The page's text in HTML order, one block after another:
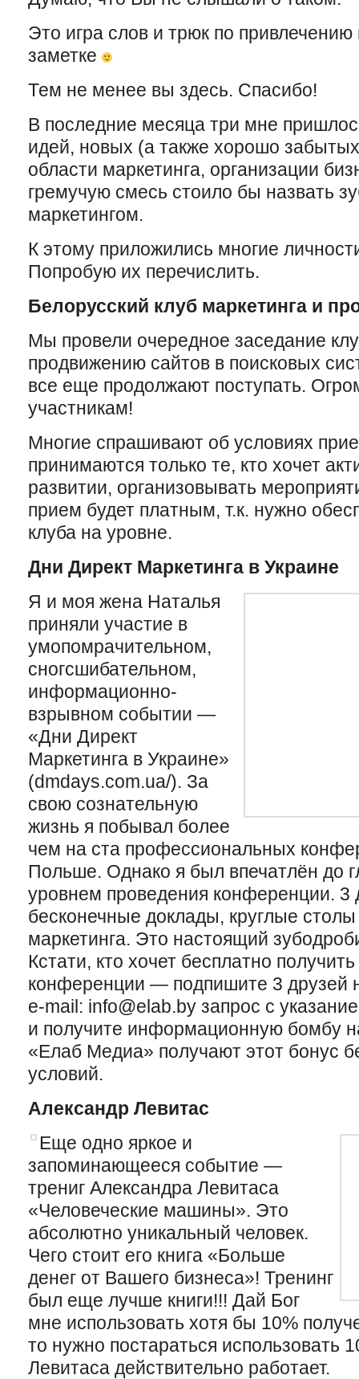
Это игра слов и трюк по
заметке
Тем не менее вы здесь. Спасибо!
В последние месяца три мне
идей, новых (а также хорошо
области маркетинга, организации
гремучую смесь стоило бы назвать
маркетингом.
К этому приложились многие
Попробую их перечислить.
Белорусский клуб маркетинга и
Мы провели очередное заседание
продвижению сайтов в поисковых
все еще продолжают поступать.
участникам!
Многие спрашивают об условиях
принимаются только те, кто хочет
развитии, организовывать
прием будет платным, т.к. нужно
клуба на уровне.
Дни Директ Маркетинга в Украине
Я и моя жена Наталья
приняли участие в
умопомрачительном,
сногсшибательном,
информационно-
взрывном событии —
«Дни Директ
Маркетинга в Украине»
(dmdays.com.ua/). За
свою сознательную
жизнь я побывал более
чем на ста профессиональных
Польше. Однако я был впечатлён до
уровнем проведения конференции. 3
бесконечные доклады, круглые столы
маркетинга. Это настоящий
Кстати, кто хочет бесплатно
конференции — подпишите 3 друзей
e-mail: info@elab.by запрос с
и получите информационную бомбу
«Елаб Медиа» получают этот бонус
условий.
Александр Левитас
Еще одно яркое и
запоминающееся событие —
трениг Александра Левитаса
«Человеческие машины». Это
абсолютно уникальный человек.
Чего стоит его книга «Больше
денег от Вашего бизнеса»! Тренинг
был еще лучше книги!!! Дай Бог
мне использовать хотя бы 10%
то нужно постараться использовать
Левитаса действительно работает.